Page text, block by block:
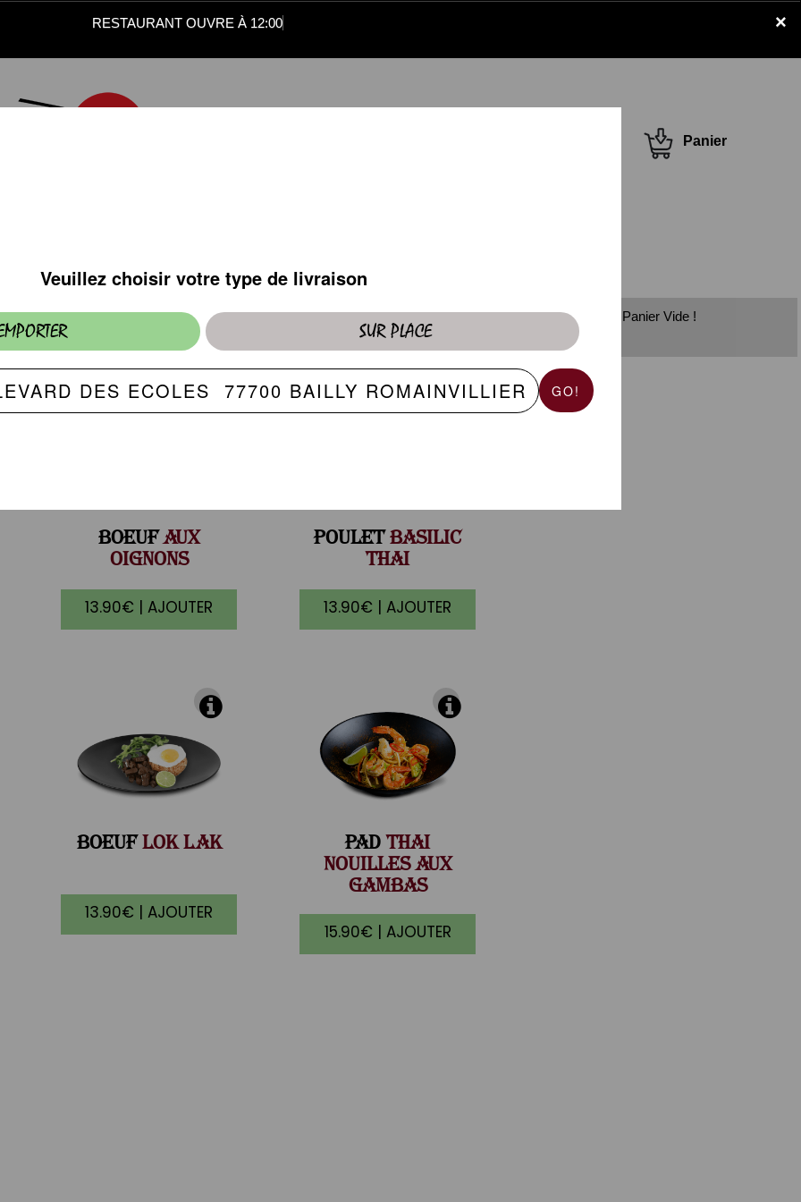
×
RESTAURANT OUVRE À 12:00
Panier
PLATS
BOEUFAUX
OIGNONS
13.90€ | AJOUTER
POULETBASILIC
THAI
13.90€ | AJOUTER
BOEUFLOK LAK
13.90€ | AJOUTER
PADTHAI
NOUILLES AUX
GAMBAS
15.90€ | AJOUTER
Panier Vide !